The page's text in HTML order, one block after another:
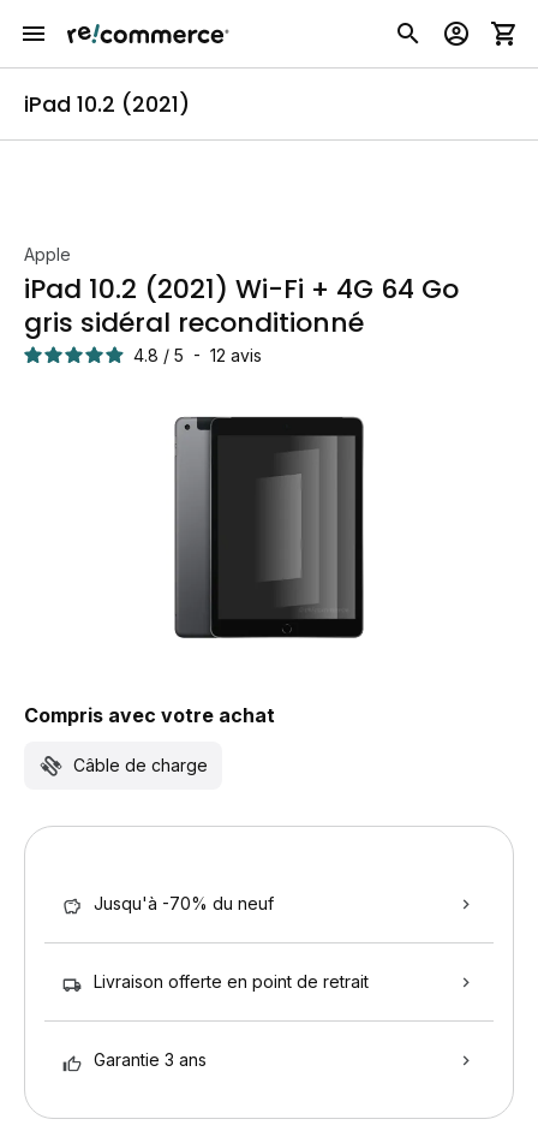
iPad 10.2 (2021)
Apple
iPad 10.2 (2021) Wi-Fi + 4G 64 Go
gris sidéral reconditionné
4.8 / 5 - 12 avis
Compris avec votre achat
Câble de charge
Jusqu'à -70% du neuf
Livraison offerte en point de retrait
Garantie 3 ans